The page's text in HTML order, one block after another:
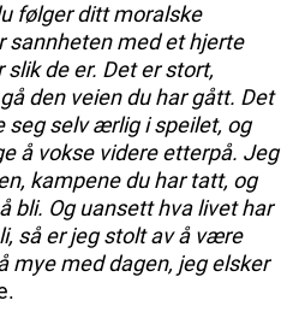
følger ditt moralske
sannheten med et hjerte
de er. Det er stort,
den veien du har gått. Det
seg selv ærlig i speilet, og
å vokse videre etterpå. Jeg
kampene du har tatt, og
bli. Og uansett hva livet har
så er jeg stolt av å være
mye med dagen, jeg elsker